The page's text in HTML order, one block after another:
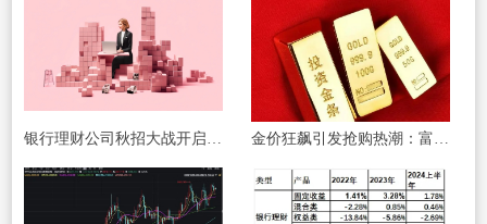
银行理财公司秋招大战开启，“科技+金融”人才很抢手 金价狂飙引发抢购热潮：富人们纷纷抢购实体金条